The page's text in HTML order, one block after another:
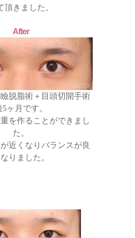
頂きました。
After
脱脂術＋目頭切開手術
5ヶ月です。
を作ることができまし
た。
近くなりバランスが良
なりました。